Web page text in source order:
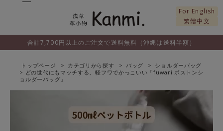
For English
繁體中文
合計7,700円以上のご注文で送料無料（沖縄は送料半額）
トップページ カテゴリから探す バッグ
ショルダーバッグ
どの世代にもマッチする、軽フワでかっこいい「fuwari ボストンシ
ョルダーバッグ」